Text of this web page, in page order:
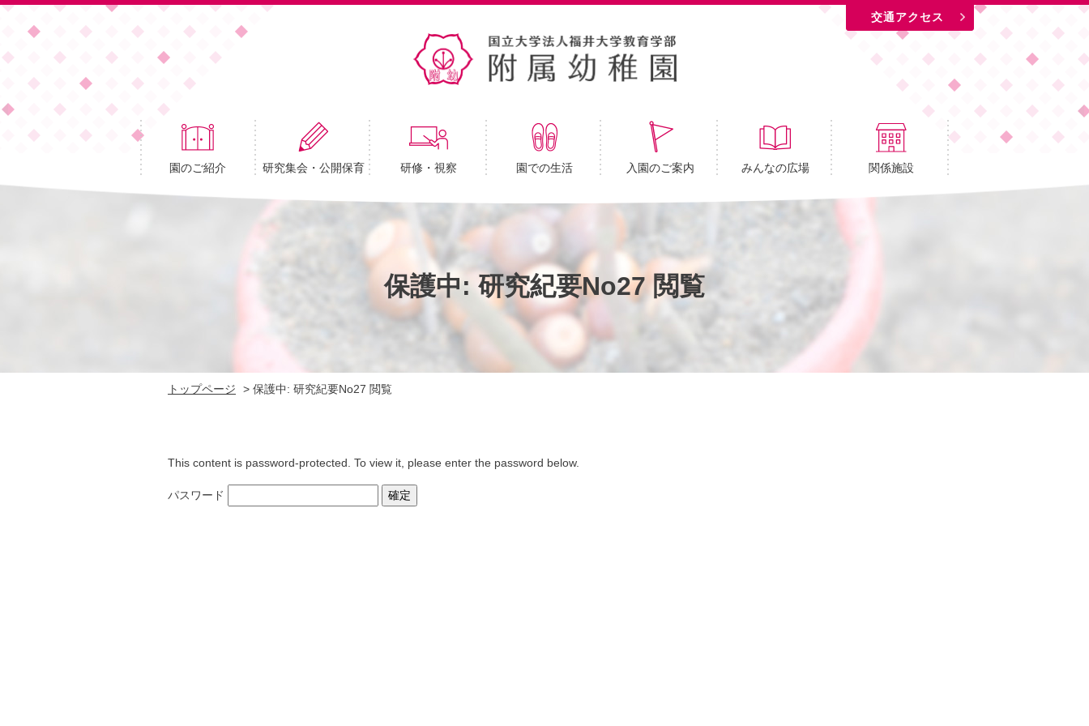
交通アクセス
園のご紹介 研究集会・公開保育 研修・視察 園での生活 入園のご案内 みんなの広場 関係施設
保護中: 研究紀要No27 閲覧
トップページ > 保護中: 研究紀要No27 閲覧
This content is password-protected. To view it, please enter the password below.
パスワード